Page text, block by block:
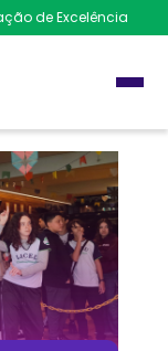
de Excelência